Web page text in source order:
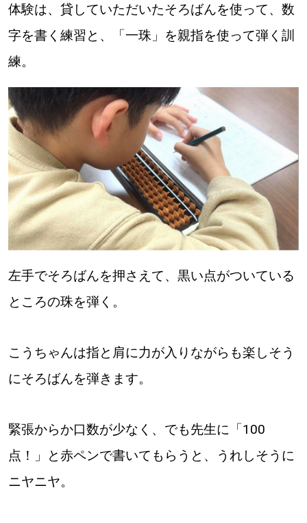
情報提供・お問い合わせ 利用規約
閉じる
体験は、貸していただいたそろばんを使って、数
字を書く練習と、「一珠」を親指を使って弾く訓
練。
左手でそろばんを押さえて、黒い点がついている
ところの珠を弾く。
こうちゃんは指と肩に力が入りながらも楽しそう
にそろばんを弾きます。
緊張からか口数が少なく、でも先生に「100
点！」と赤ペンで書いてもらうと、うれしそうに
ニヤニヤ。